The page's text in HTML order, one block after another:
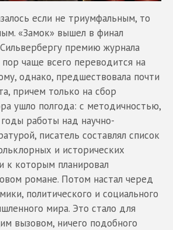
если не триумфальным, то
«Замок» вышел в финал
премию журнала
чаще всего переводится на
однако, предшествовала почти
причем только на сбор
ушло полгода: с методичностью,
работы над научно-
писатель составлял список
и исторических
к которым планировал
романе. Потом настал черед
политического и социального
мира. Это стало для
вызовом, ничего подобного